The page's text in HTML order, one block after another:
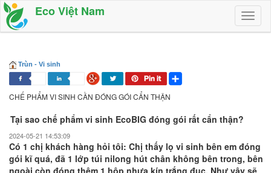
Eco Việt Nam
Trùn - Vi sinh
CHẾ PHẨM VI SINH CẦN ĐÓNG GÓI CẨN THẬN
Tại sao chế phẩm vi sinh EcoBIG đóng gói rất cẩn thận?
2024-05-21 14:53:09
Có 1 chị khách hàng hỏi tôi: Chị thấy lọ vi sinh bên em đóng
gói kĩ quá, đã 1 lớp túi nilong hút chân không bên trong, bên
ngoài còn đóng thêm 1 hộp nhựa kín trắng đục. Như vậy sẽ